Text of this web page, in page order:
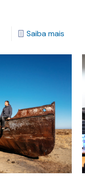
Saiba mais